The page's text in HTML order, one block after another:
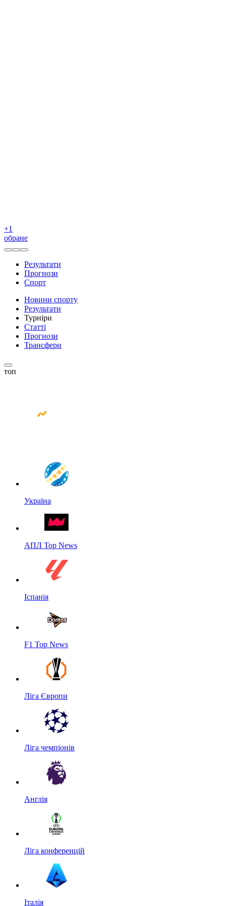
+1
обране
Результати
Прогнози
Спорт
Новини спорту
Результати
Турніри
Статті
Прогнози
Трансфери
топ
Україна
АПЛ Top News
Іспанія
F1 Top News
Ліга Європи
Ліга чемпіонів
Англія
Ліга конференцій
Італія